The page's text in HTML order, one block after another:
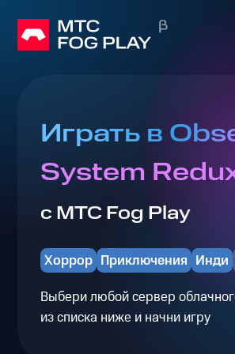
Играть в
System
с МТС Fog Play
Хоррор Приключения Инди
Выбери любой сервер
из списка ниже и начни игру